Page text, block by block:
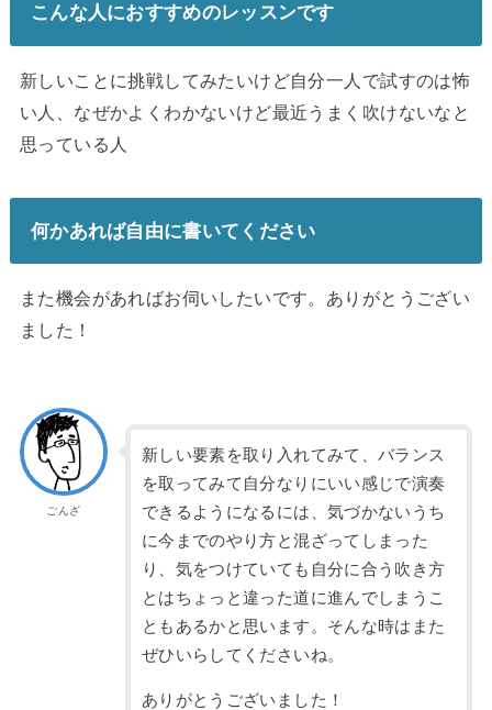
こんな人におすすめのレッスンです
新しいことに挑戦してみたいけど自分一人で試すのは怖
い人、なぜかよくわかないけど最近うまく吹けないなと
思っている人
何かあれば自由に書いてください
また機会があればお伺いしたいです。ありがとうござい
ました！
ごんざ
新しい要素を取り入れてみて、バランス
を取ってみて自分なりにいい感じで演奏
できるようになるには、気づかないうち
に今までのやり方と混ざってしまった
り、気をつけていても自分に合う吹き方
とはちょっと違った道に進んでしまうこ
ともあるかと思います。そんな時はまた
ぜひいらしてくださいね。
ありがとうございました！